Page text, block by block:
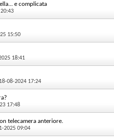
e complicata
15:50
18:41
08-2024 17:24
17:48
telecamera anteriore.
2025 09:04